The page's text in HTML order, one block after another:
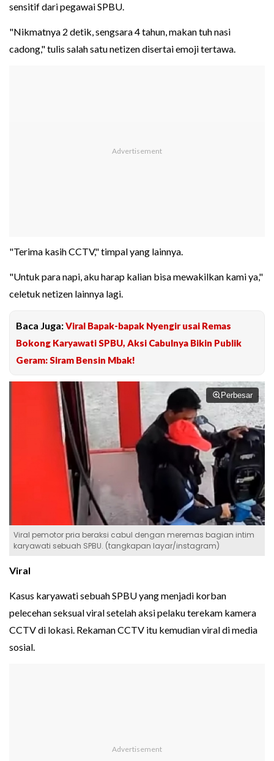
sensitif dari pegawai SPBU.
"Nikmatnya 2 detik, sengsara 4 tahun, makan tuh nasi
cadong," tulis salah satu netizen disertai emoji tertawa.
"Terima kasih CCTV," timpal yang lainnya.
"Untuk para napi, aku harap kalian bisa mewakilkan kami ya,"
celetuk netizen lainnya lagi.
Baca Juga:Viral Bapak-bapak Nyengir usai Remas
Bokong Karyawati SPBU, Aksi Cabulnya Bikin Publik
Geram: Siram Bensin Mbak!
Perbesar
Viral pemotor pria beraksi cabul dengan meremas bagian intim
karyawati sebuah SPBU. (tangkapan layar/instagram)
Viral
Kasus karyawati sebuah SPBU yang menjadi korban
pelecehan seksual viral setelah aksi pelaku terekam kamera
CCTV di lokasi. Rekaman CCTV itu kemudian viral di media
sosial.